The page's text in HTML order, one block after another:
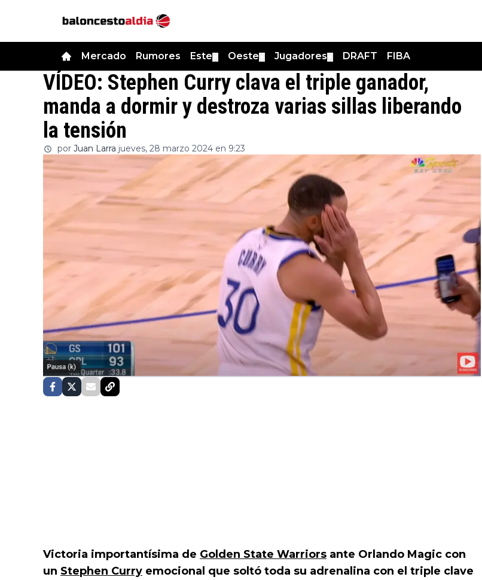
Mercado Rumores Este Oeste Jugadores DRAFT FIBA
VÍDEO: Stephen Curry clava el triple ganador,
manda a dormir y destroza varias sillas liberando
la tensión
por Juan Larra jueves, 28 marzo 2024 en 9:23
Victoria importantísima de Golden State Warriors ante Orlando Magic con
un Stephen Curry emocional que soltó toda su adrenalina con el triple clave